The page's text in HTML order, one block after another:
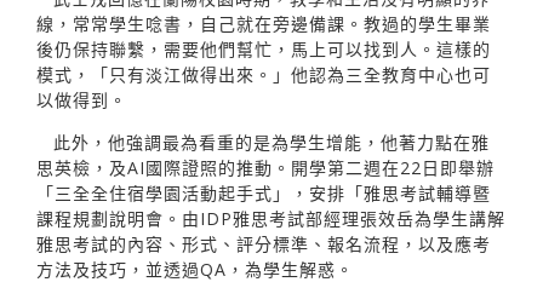
線，常常學生唸書，自己就在旁邊備課。教過的學生畢業
後仍保持聯繫，需要他們幫忙，馬上可以找到人。這樣的
模式，「只有淡江做得出來。」他認為三全教育中心也可
以做得到。
此外，他強調最為看重的是為學生增能，他著力點在雅
思英檢，及AI國際證照的推動。開學第二週在22日即舉辦
「三全全住宿學園活動起手式」，安排「雅思考試輔導暨
課程規劃說明會。由IDP雅思考試部經理張效岳為學生講解
雅思考試的內容、形式、評分標準、報名流程，以及應考
方法及技巧，並透過QA，為學生解惑。